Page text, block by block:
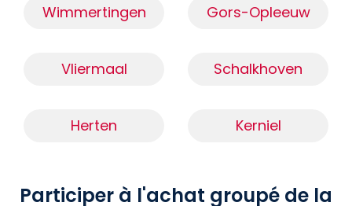
Wimmertingen Gors-Opleeuw
Vliermaal Schalkhoven
Herten Kerniel
Participer à l'achat groupé de la